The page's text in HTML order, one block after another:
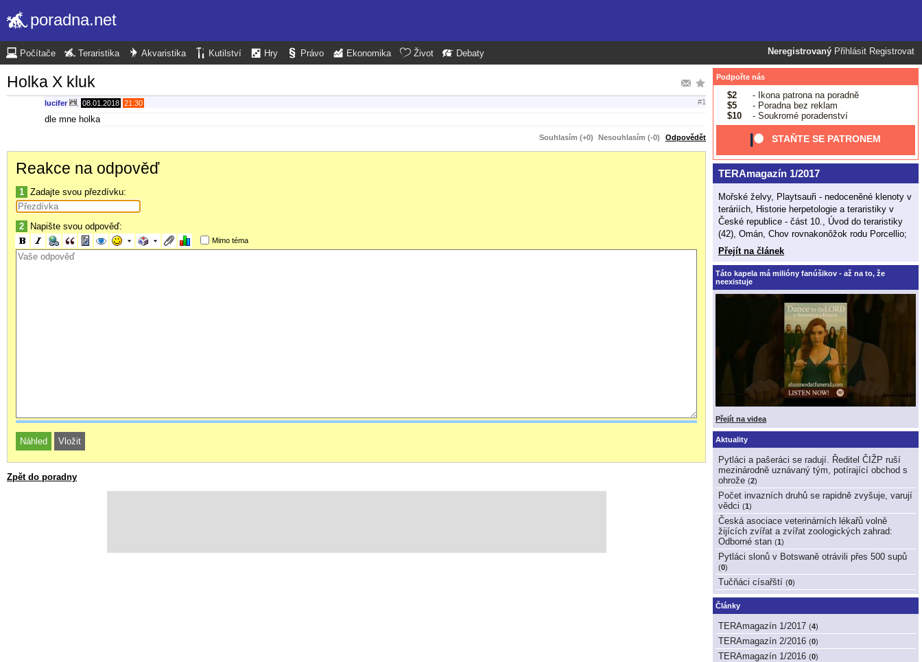
poradna.net
Neregistrovaný Přihlásit Registrovat
Počítače Teraristika Akvaristika Kutilství Hry Právo Ekonomika Život Debaty
Holka X kluk
lucifer 08.01.2018 21:30 #1
dle mne holka
Souhlasím (+0) Nesouhlasím (-0) Odpovědět
Reakce na odpověď
1 Zadajte svou přezdívku:
2 Napište svou odpověď:
Mimo téma
Zpět do poradny
Podpořte nás
$2
- Ikona patrona na poradně
$5
- Poradna bez reklam
$10
- Soukromé poradenství
STAŇTE SE PATRONEM
TERAmagazín 1/2017
Mořské želvy, Playtsauři - nedoceněné klenoty v
teráriích, Historie herpetologie a teraristiky v
České republice - část 10., Úvod do teraristiky
(42), Omán, Chov rovnakonôžok rodu Porcellio;
Přejít na článek
Táto kapela má milióny fanúšikov - až na to, že
neexistuje
Přejít na videa
Aktuality
Pytláci a pašeráci se radují. Ředitel ČIŽP ruší
mezinárodně uznávaný tým, potírající obchod s
ohrože (2)
Počet invazních druhů se rapidně zvyšuje, varují
vědci (1)
Česká asociace veterinárních lékařů volně
žijících zvířat a zvířat zoologických zahrad:
Odborné stan (1)
Pytláci slonů v Botswaně otrávili přes 500 supů
(0)
Tučňáci císařští (0)
Články
TERAmagazín 1/2017 (4)
TERAmagazín 2/2016 (0)
TERAmagazín 1/2016 (0)